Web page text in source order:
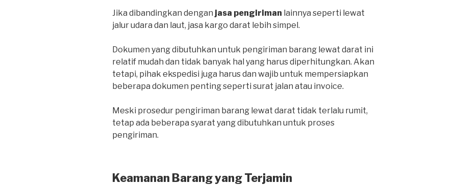
Jika dibandingkan dengan jasa pengiriman lainnya seperti lewat
jalur udara dan laut, jasa kargo darat lebih simpel.
Dokumen yang dibutuhkan untuk pengiriman barang lewat darat ini
relatif mudah dan tidak banyak hal yang harus diperhitungkan. Akan
tetapi, pihak ekspedisi juga harus dan wajib untuk mempersiapkan
beberapa dokumen penting seperti surat jalan atau invoice.
Meski prosedur pengiriman barang lewat darat tidak terlalu rumit,
tetap ada beberapa syarat yang dibutuhkan untuk proses
pengiriman.
Keamanan Barang yang Terjamin